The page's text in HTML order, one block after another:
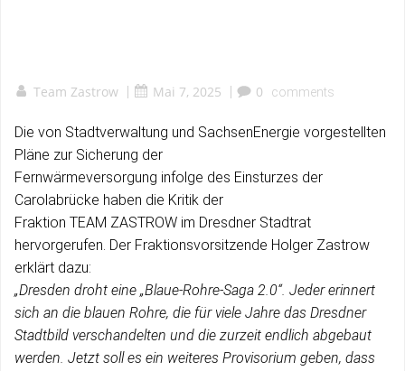
Team Zastrow | Mai 7, 2025 | 0 comments
Die von Stadtverwaltung und SachsenEnergie vorgestellten
Pläne zur Sicherung der
Fernwärmeversorgung infolge des Einsturzes der
Carolabrücke haben die Kritik der
Fraktion TEAM ZASTROW im Dresdner Stadtrat
hervorgerufen. Der Fraktionsvorsitzende Holger Zastrow
erklärt dazu:
„Dresden droht eine „Blaue-Rohre-Saga 2.0“. Jeder erinnert
sich an die blauen Rohre, die für viele Jahre das Dresdner
Stadtbild verschandelten und die zurzeit endlich abgebaut
werden. Jetzt soll es ein weiteres Provisorium geben, dass